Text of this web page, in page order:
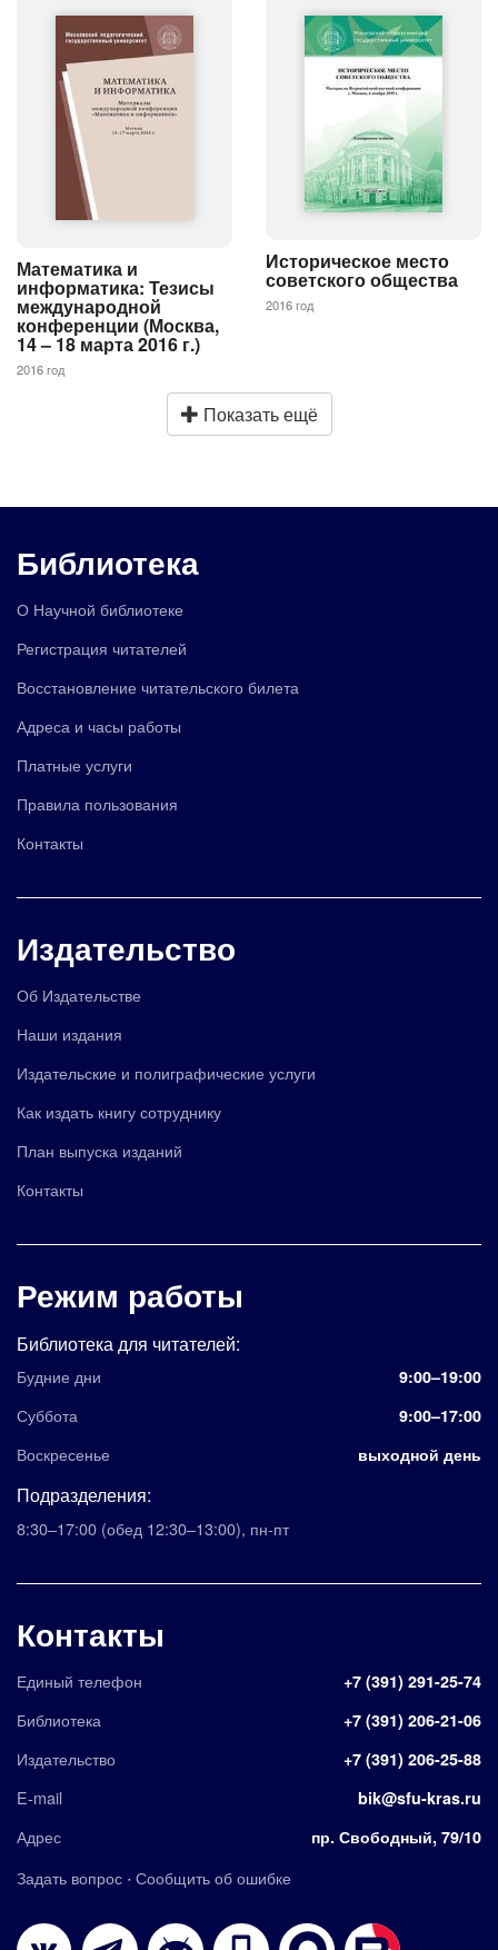
Математика и
информатика: Тезисы
международной
конференции (Москва,
14 – 18 марта 2016 г.)
2016 год
Историческое место
советского общества
2016 год
Показать ещё
Библиотека
О Научной библиотеке
Регистрация читателей
Восстановление читательского билета
Адреса и часы работы
Платные услуги
Правила пользования
Контакты
Издательство
Об Издательстве
Наши издания
Издательские и полиграфические услуги
Как издать книгу сотруднику
План выпуска изданий
Контакты
Режим работы
Библиотека для читателей:
Будние дни 9:00–19:00
Суббота 9:00–17:00
Воскресенье выходной день
Подразделения:
8:30–17:00 (обед 12:30–13:00), пн-пт
Контакты
Единый телефон +7 (391) 291-25-74
Библиотека +7 (391) 206-21-06
Издательство +7 (391) 206-25-88
E-mail bik@sfu-kras.ru
Адрес пр. Свободный, 79/10
Задать вопрос · Сообщить об ошибке